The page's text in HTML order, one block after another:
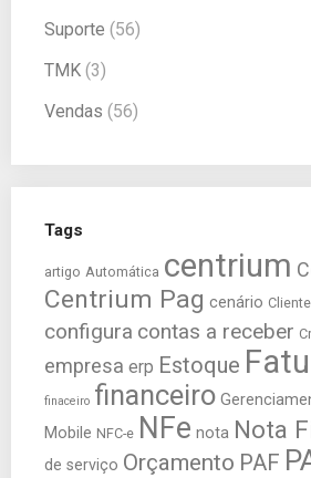
Suporte (56)
TMK (3)
Vendas (56)
Tags
artigo Automática centrium
Centrium Pag cenário Cliente
configura contas a receber
empresa erp Estoque
finaceiro financeiro
Mobile NFC-e NFe nota Nota
de serviço Orçamento PAF